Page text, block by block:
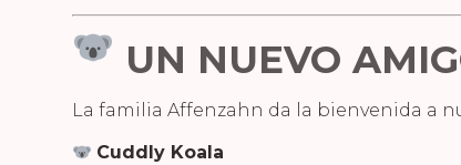
UN NUEVO
La familia Affenzahn da la bienvenida a
Cuddly Koala